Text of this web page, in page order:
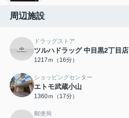
周辺施設
ドラッグストア
ツルハドラッグ 中目黒2丁目店
1217ｍ（16分）
ショッピングセンター
エトモ武蔵小山
1360ｍ（17分）
郵便局